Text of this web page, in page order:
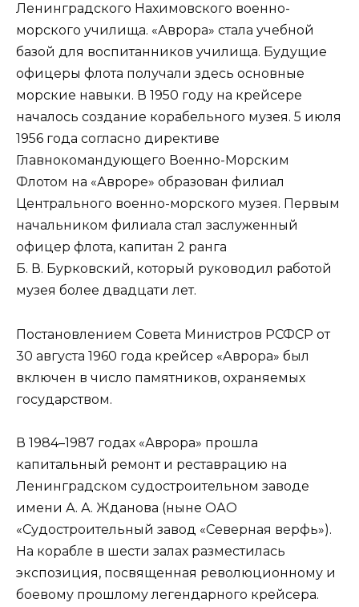
Ленинградского Нахимовского военно-
морского училища. «Аврора» стала учебной
базой для воспитанников училища. Будущие
офицеры флота получали здесь основные
морские навыки. В 1950 году на крейсере
началось создание корабельного музея. 5 июля
1956 года согласно директиве
Главнокомандующего Военно-Морским
Флотом на «Авроре» образован филиал
Центрального военно-морского музея. Первым
начальником филиала стал заслуженный
офицер флота, капитан 2 ранга
Б. В. Бурковский, который руководил работой
музея более двадцати лет.
Постановлением Совета Министров РСФСР от
30 августа 1960 года крейсер «Аврора» был
включен в число памятников, охраняемых
государством.
В 1984–1987 годах «Аврора» прошла
капитальный ремонт и реставрацию на
Ленинградском судостроительном заводе
имени А. А. Жданова (ныне ОАО
«Судостроительный завод «Северная верфь»).
На корабле в шести залах разместилась
экспозиция, посвященная революционному и
боевому прошлому легендарного крейсера.